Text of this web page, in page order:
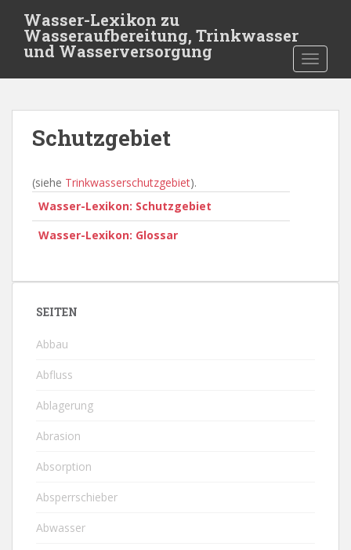
t
Wasser-Lexikon zu
Wasseraufbereitung, Trinkwasser
und Wasserversorgung
Schutzgebiet
(siehe Trinkwasserschutzgebiet).
Wasser-Lexikon: Schutzgebiet
Wasser-Lexikon: Glossar
SEITEN
Abbau
Abfluss
Ablagerung
Abrasion
Absorption
Absperrschieber
Abwasser